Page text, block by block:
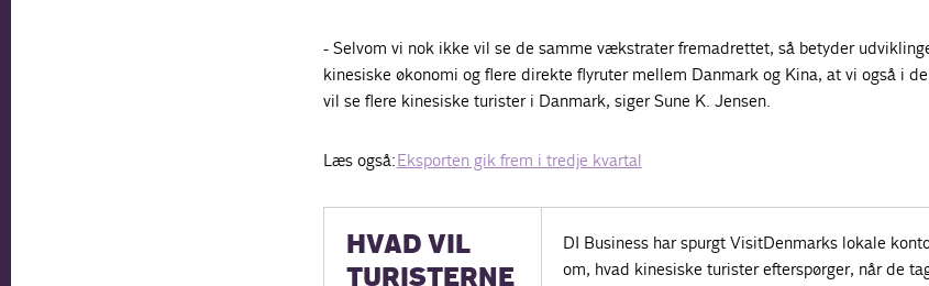
- Selvom vi nok ikke vil se de samme vækstrater fremadrettet, så betyder
kinesiske økonomi og flere direkte flyruter mellem Danmark og Kina, at vi også i
vil se flere kinesiske turister i Danmark, siger Sune K. Jensen.
Læs også:Eksporten gik frem i tredje kvartal
HVAD VIL
TURISTERNE
DI Business har spurgt VisitDenmarks lokale
om, hvad kinesiske turister efterspørger, når de